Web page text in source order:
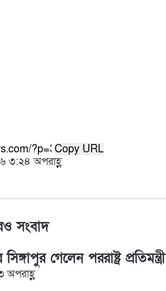
Copy URL
৩:২৪ অপরাহ্ণ
a
a
e
v
a
E
i
t
সংবাদ
গেলেন পররাষ্ট্র প্রতিমন্ত্রী